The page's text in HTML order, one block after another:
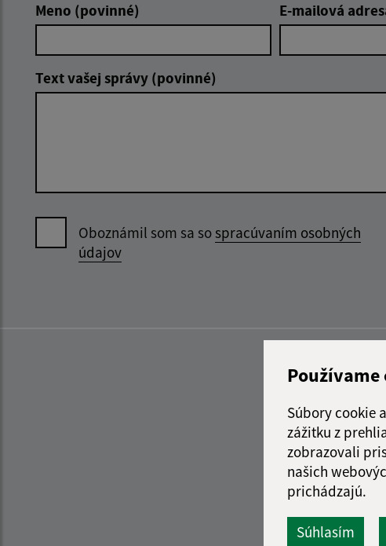
Používame
Súbory cookie
zážitku z
zobrazovali
našich
prichádzajú.
Súhlasím
Meno (povinné) E-mailová
Text vašej správy (povinné)
Oboznámil som sa sospracúvaním osobných
údajov